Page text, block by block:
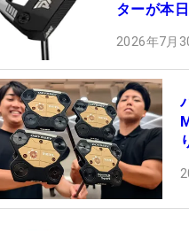
ターが本
2026年7月